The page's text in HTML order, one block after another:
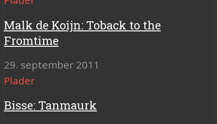
Malk de Koijn: Toback to the
Fromtime
29. september 2011
Plader
Bisse: Tanmaurk